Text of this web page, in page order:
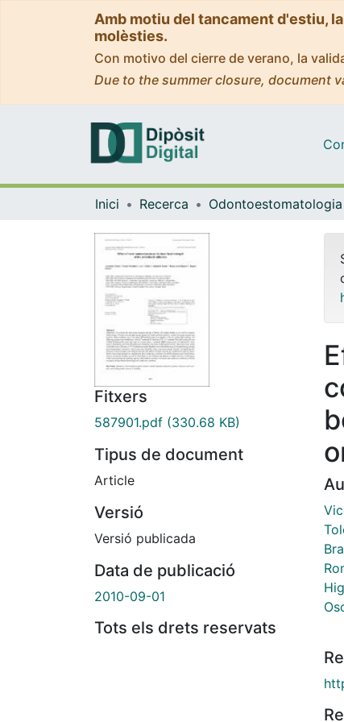
Amb motiu del tancament d'estiu,
molèsties.
Con motivo del cierre de verano, la
Due to the summer closure, document
Inici Recerca Odontoestomatologia
Fitxers
587901.pdf (330.68 KB)
Tipus de document
Article
Versió
Versió publicada
Data de publicació
2010-09-01
Tots els drets reservats